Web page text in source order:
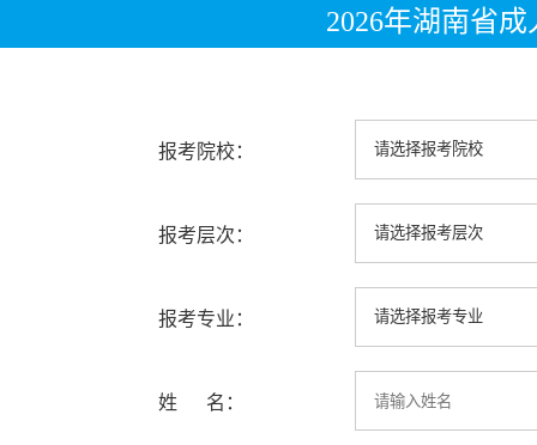
2026年湖南省
报考院校：
报考层次：
报考专业：
姓 名：